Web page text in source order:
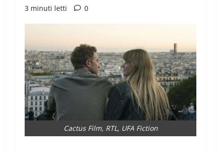
3 minuti letti
0
Cactus Film, RTL, UFA Fiction